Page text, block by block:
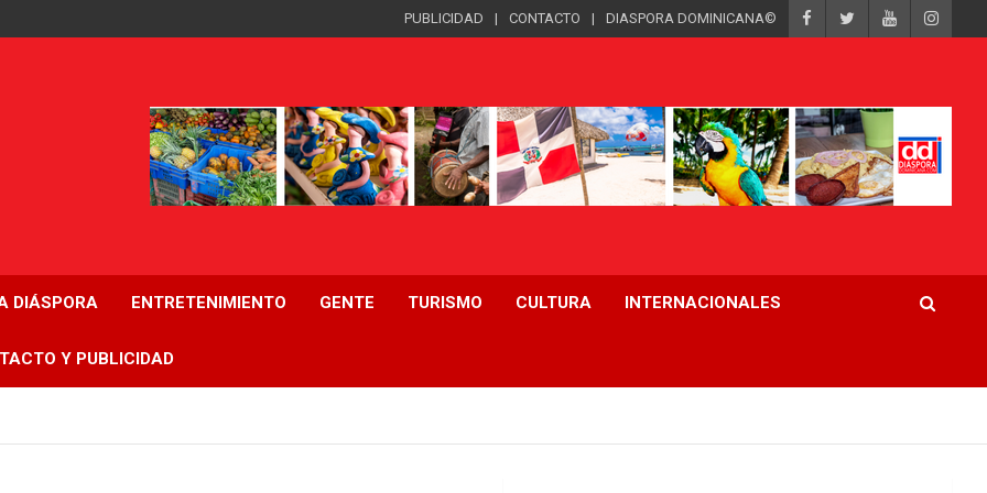
PUBLICIDAD CONTACTO DIASPORA DOMINICANA©
DIÁSPORA ENTRETENIMIENTO GENTE TURISMO CULTURA INTERNACIONALES
Y PUBLICIDAD